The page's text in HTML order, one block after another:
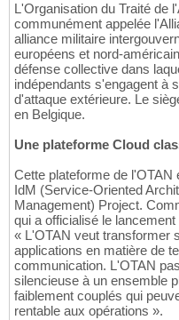
L'Organisation du Traité de
communément appelée
alliance militaire
européens et nord-
défense collective dans
indépendants s'engagent à
d'attaque extérieure. Le
en Belgique.
Une plateforme Cloud
Cette plateforme de
IdM (Service-Oriented
Management) Project.
qui a officialisé le
« L'OTAN veut transformer
applications en matière de
communication. L'OTAN
silencieuse à un ensemble
faiblement couplés qui
rentable aux opérations ».